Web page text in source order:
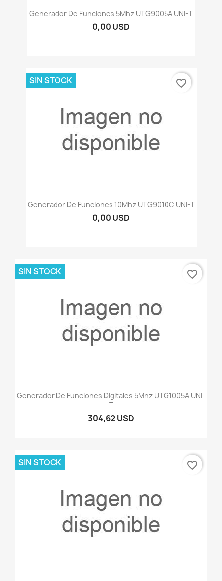
Generador De Funciones 5Mhz UTG9005A UNI-T
0,00 USD
Generador De Funciones 10Mhz UTG9010C UNI-T
0,00 USD
SIN STOCK favorite_border
Generador De Funciones Digitales 5Mhz UTG1005A UNI-
T
304,62 USD
SIN STOCK favorite_border
SIN STOCK favorite_border